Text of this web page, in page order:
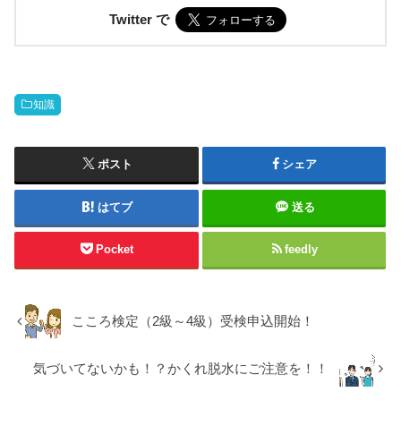
Twitter で
知識
ポスト シェア
はてブ 送る
Pocket feedly
こころ検定（2級～4級）受検申込開始！
気づいてないかも！？かくれ脱水にご注意を！！